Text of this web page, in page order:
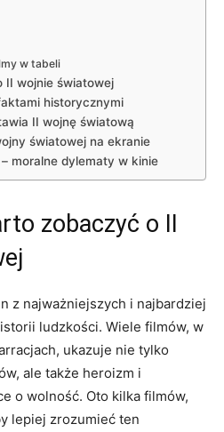
w tabeli
II wojnie światowej
historycznymi
II wojnę światową
światowej na ekranie
moralne dylematy w kinie
zobaczyć o II
z najważniejszych i najbardziej
ludzkości. Wiele filmów, w
ukazuje nie tylko
ale także heroizm i
o wolność. Oto kilka filmów,
lepiej zrozumieć ten